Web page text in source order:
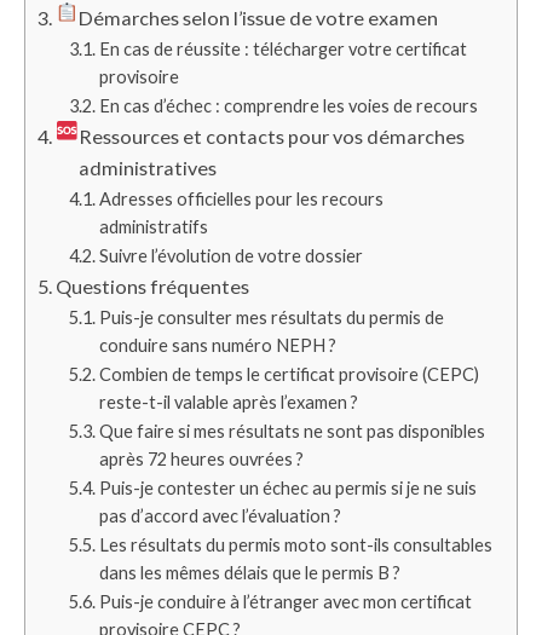
Démarches selon l’issue de votre examen
En cas de réussite : télécharger votre certificat
provisoire
En cas d’échec : comprendre les voies de recours
Ressources et contacts pour vos démarches
administratives
Adresses officielles pour les recours
administratifs
Suivre l’évolution de votre dossier
Questions fréquentes
Puis-je consulter mes résultats du permis de
conduire sans numéro NEPH ?
Combien de temps le certificat provisoire (CEPC)
reste-t-il valable après l’examen ?
Que faire si mes résultats ne sont pas disponibles
après 72 heures ouvrées ?
Puis-je contester un échec au permis si je ne suis
pas d’accord avec l’évaluation ?
Les résultats du permis moto sont-ils consultables
dans les mêmes délais que le permis B ?
Puis-je conduire à l’étranger avec mon certificat
provisoire CEPC ?